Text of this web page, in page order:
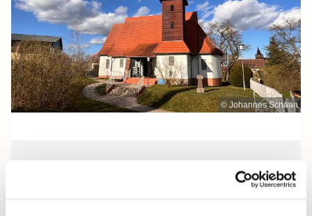
© Johannes Schaan
Donnerstag, 23. Juli 2026, 10:00 -
12:00 Uhr